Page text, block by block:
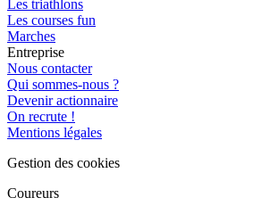
Les triathlons
Les courses fun
Marches
Entreprise
Nous contacter
Qui sommes-nous ?
Devenir actionnaire
On recrute !
Mentions légales
Gestion des cookies
Coureurs